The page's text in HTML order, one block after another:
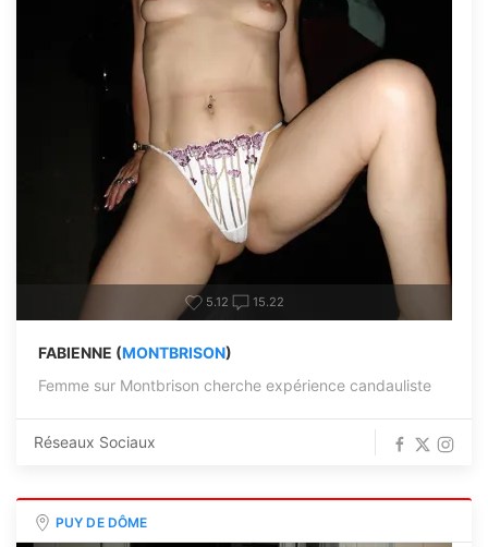
5.12 15.22
FABIENNE (MONTBRISON)
Femme sur Montbrison cherche expérience candauliste
Réseaux Sociaux
PUY DE DÔME